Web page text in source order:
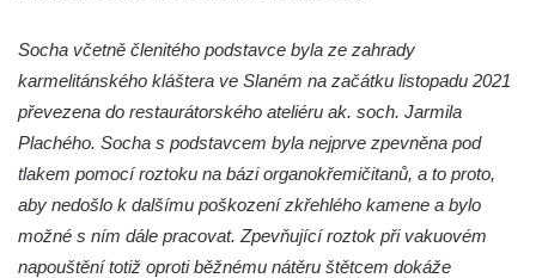
svatého Václava ve Šluknově
Socha svatého Pavla u dveří kostela
svatého Václava ve Šluknově
Socha svatého Jana Nepomuckého na
mostě u pivovaru ve Frýdlantu
Socha Piety v Okružní ulici ve Frýdlantu
Socha včetně členitého podstavce byla ze zahrady
karmelitánského kláštera ve Slaném na začátku listopadu 2021
převezena do restaurátorského ateliéru ak. soch. Jarmila
Plachého. Socha s podstavcem byla nejprve zpevněna pod
tlakem pomocí roztoku na bázi organokřemičitanů, a to proto,
aby nedošlo k dalšímu poškození zkřehlého kamene a bylo
možné s ním dále pracovat. Zpevňující roztok při vakuovém
napouštění totiž oproti běžnému nátěru štětcem dokáže